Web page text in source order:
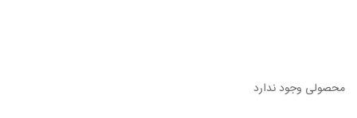
محصولی وجود ندارد